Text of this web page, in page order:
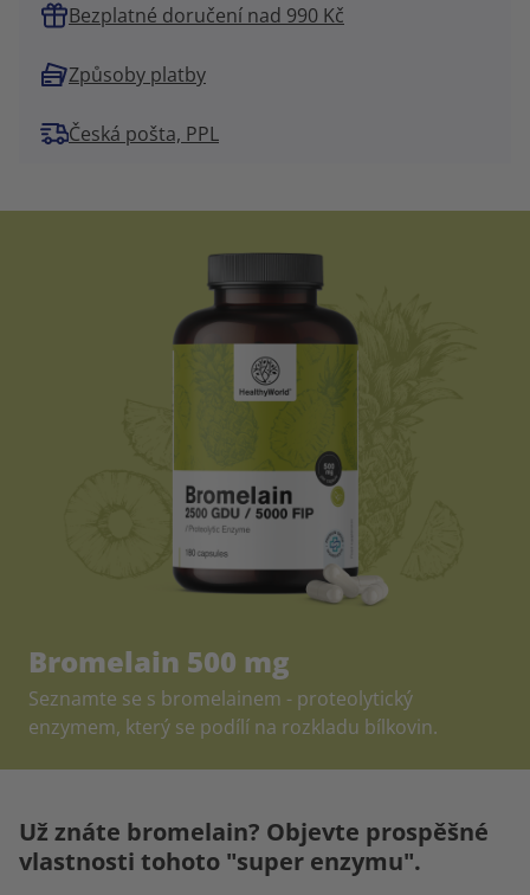
Bezplatné doručení nad 990 Kč
Způsoby platby
Česká pošta, PPL
Bromelain 500 mg
Seznamte se s bromelainem - proteolytický
enzymem, který se podílí na rozkladu bílkovin.
Už znáte bromelain? Objevte prospěšné
vlastnosti tohoto "super enzymu".